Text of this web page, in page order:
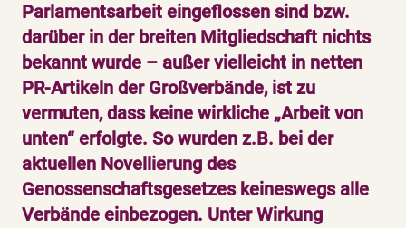
Parlamentsarbeit eingeflossen sind bzw.
darüber in der breiten Mitgliedschaft nichts
bekannt wurde – außer vielleicht in netten
PR-Artikeln der Großverbände, ist zu
vermuten, dass keine wirkliche „Arbeit von
unten“ erfolgte. So wurden z.B. bei der
aktuellen Novellierung des
Genossenschaftsgesetzes keineswegs alle
Verbände einbezogen. Unter Wirkung